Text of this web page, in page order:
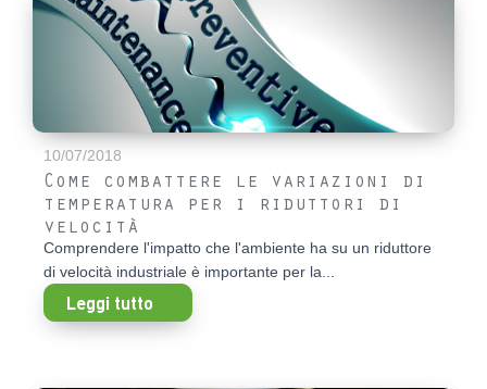
10/07/2018
Come combattere le variazioni di
temperatura per i riduttori di
velocità
Comprendere l'impatto che l'ambiente ha su un riduttore
di velocità industriale è importante per la...
Leggi tutto